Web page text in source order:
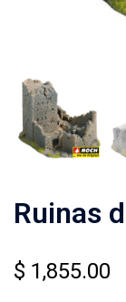
Ruinas
$ 1,855.00